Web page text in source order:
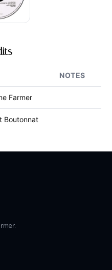
NOTES
Farmer
Boutonnat